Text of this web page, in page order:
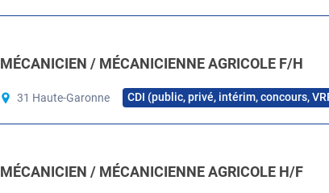
MÉCANICIEN / MÉCANICIENNE AGRICOLE F/H
31 Haute-Garonne CDI (public, privé, intérim, concours,
MÉCANICIEN / MÉCANICIENNE AGRICOLE H/F